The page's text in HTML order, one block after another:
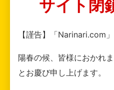
サイト閉
【謹告】「Narinari.com
陽春の候、皆様におかれ
とお慶び申し上げます。